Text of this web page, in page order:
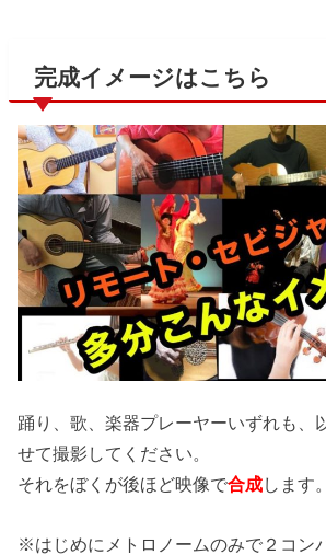
完成イメージはこちら
踊り、歌、楽器プレーヤーいずれも、
せて撮影してください。
それをぼくが後ほど映像で合成します。
※はじめにメトロノームのみで２コン